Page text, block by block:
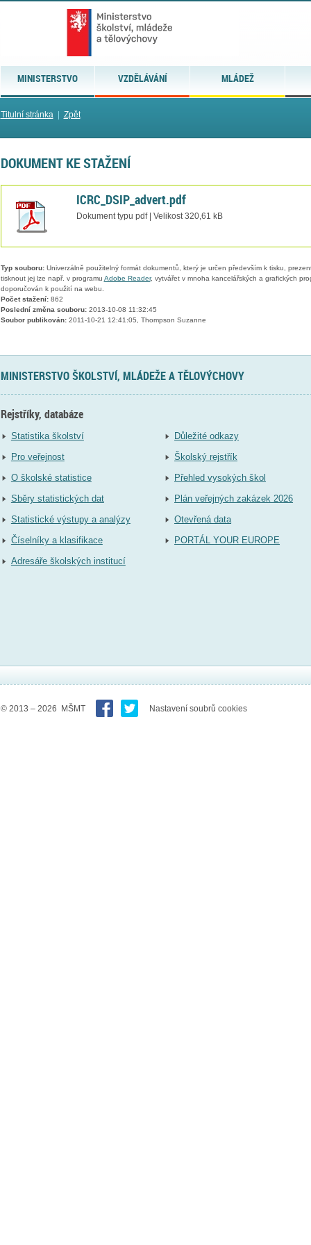
MINISTERSTVO VZDĚLÁVÁNÍ MLÁDEŽ
Titulní stránka| Zpět
DOKUMENT KE STAŽENÍ
ICRC_DSIP_advert.pdf
Dokument typu pdf | Velikost 320,61 kB
Typ souboru:Univerzálně použitelný formát dokumentů, který je určen především k tisku,
tisknout jej lze např. v programu Adobe Reader, vytvářet v mnoha kancelářských a grafických
doporučován k použití na webu.
Počet stažení:862
Poslední změna souboru:2013-10-08 11:32:45
Soubor publikován:2011-10-21 12:41:05, Thompson Suzanne
MINISTERSTVO ŠKOLSTVÍ, MLÁDEŽE A TĚLOVÝCHOVY
Rejstříky, databáze
Statistika školství
Pro veřejnost
O školské statistice
Sběry statistických dat
Statistické výstupy a analýzy
Číselníky a klasifikace
Adresáře školských institucí
Důležité odkazy
Školský rejstřík
Přehled vysokých škol
Plán veřejných zakázek 2026
Otevřená data
PORTÁL YOUR EUROPE
© 2013 – 2026 MŠMT Nastavení soubrů cookies